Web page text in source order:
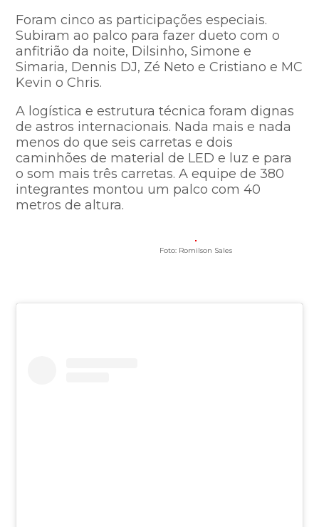
Foram cinco as participações especiais.
Subiram ao palco para fazer dueto com o
anfitrião da noite, Dilsinho, Simone e
Simaria, Dennis DJ, Zé Neto e Cristiano e MC
Kevin o Chris.
A logística e estrutura técnica foram dignas
de astros internacionais. Nada mais e nada
menos do que seis carretas e dois
caminhões de material de LED e luz e para
o som mais três carretas. A equipe de 380
integrantes montou um palco com 40
metros de altura.
Foto: Romilson Sales